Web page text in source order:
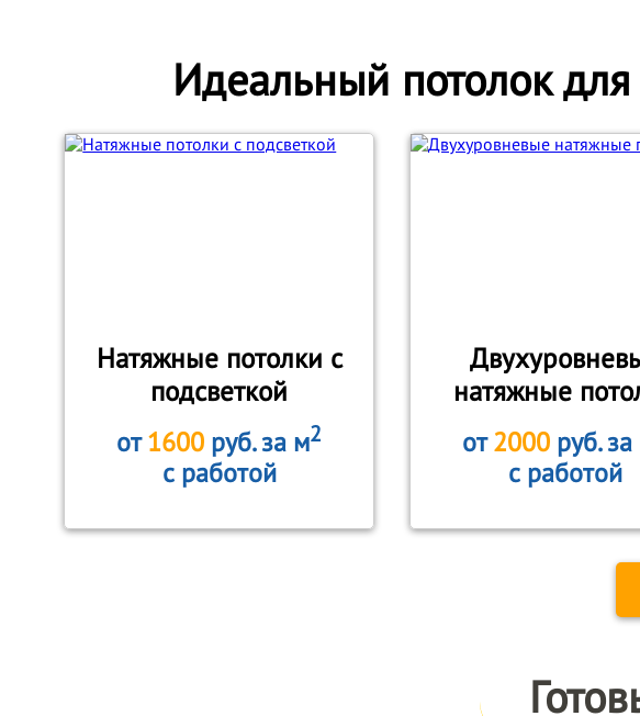
Идеальный потолок
Натяжные потолки с
подсветкой
от1600 руб. за м2
с работой
натяжные
от2000 руб.
с работой